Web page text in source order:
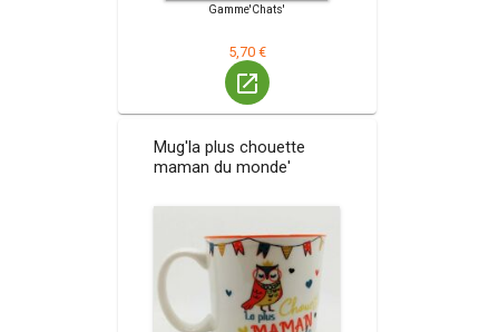
Gamme'Chats'
5,70 €
launch
Mug'la plus chouette
maman du monde'